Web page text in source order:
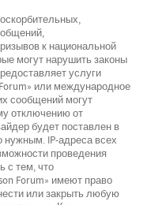
к национальной
могут нарушить законы
услуги
или международное
сообщений могут
отключению от
будет поставлен в
нужным. IP-адреса всех
проведения
с тем, что
Forum» имеют право
или закрыть любую